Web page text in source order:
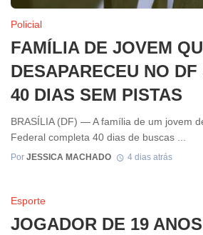
Policial
FAMÍLIA DE JOVEM
DESAPARECEU NO
40 DIAS SEM PISTAS
BRASÍLIA (DF) — A família de um jovem
Federal completa 40 dias de buscas ...
Por JESSICA MACHADO 4 dias atrás
Esporte
JOGADOR DE 19